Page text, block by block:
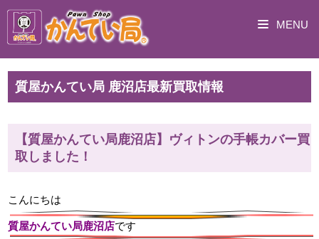
MENU
質屋かんてい局 鹿沼店最新買取情報
【質屋かんてい局鹿沼店】ヴィトンの手帳カバー買
取しました！
こんにちは
質屋かんてい局鹿沼店です